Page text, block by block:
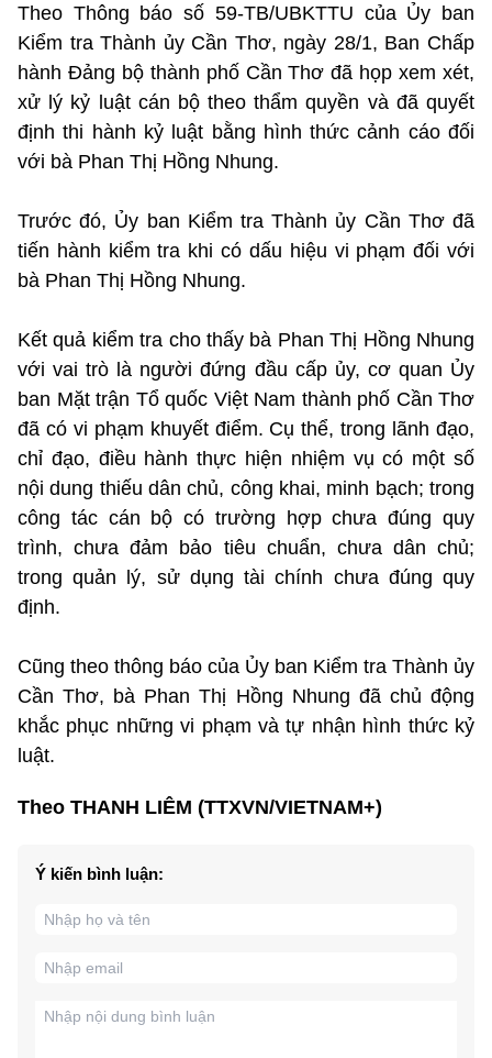
Theo Thông báo số 59-TB/UBKTTU của Ủy ban
Kiểm tra Thành ủy Cần Thơ, ngày 28/1, Ban Chấp
hành Đảng bộ thành phố Cần Thơ đã họp xem xét,
xử lý kỷ luật cán bộ theo thẩm quyền và đã quyết
định thi hành kỷ luật bằng hình thức cảnh cáo đối
với bà Phan Thị Hồng Nhung.
Trước đó, Ủy ban Kiểm tra Thành ủy Cần Thơ đã
tiến hành kiểm tra khi có dấu hiệu vi phạm đối với
bà Phan Thị Hồng Nhung.
Kết quả kiểm tra cho thấy bà Phan Thị Hồng Nhung
với vai trò là người đứng đầu cấp ủy, cơ quan Ủy
ban Mặt trận Tổ quốc Việt Nam thành phố Cần Thơ
đã có vi phạm khuyết điểm. Cụ thể, trong lãnh đạo,
chỉ đạo, điều hành thực hiện nhiệm vụ có một số
nội dung thiếu dân chủ, công khai, minh bạch; trong
công tác cán bộ có trường hợp chưa đúng quy
trình, chưa đảm bảo tiêu chuẩn, chưa dân chủ;
trong quản lý, sử dụng tài chính chưa đúng quy
định.
Cũng theo thông báo của Ủy ban Kiểm tra Thành ủy
Cần Thơ, bà Phan Thị Hồng Nhung đã chủ động
khắc phục những vi phạm và tự nhận hình thức kỷ
luật.
Theo THANH LIÊM (TTXVN/VIETNAM+)
Ý kiến bình luận: